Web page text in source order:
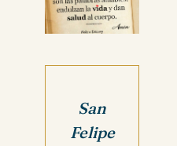
San
Felipe